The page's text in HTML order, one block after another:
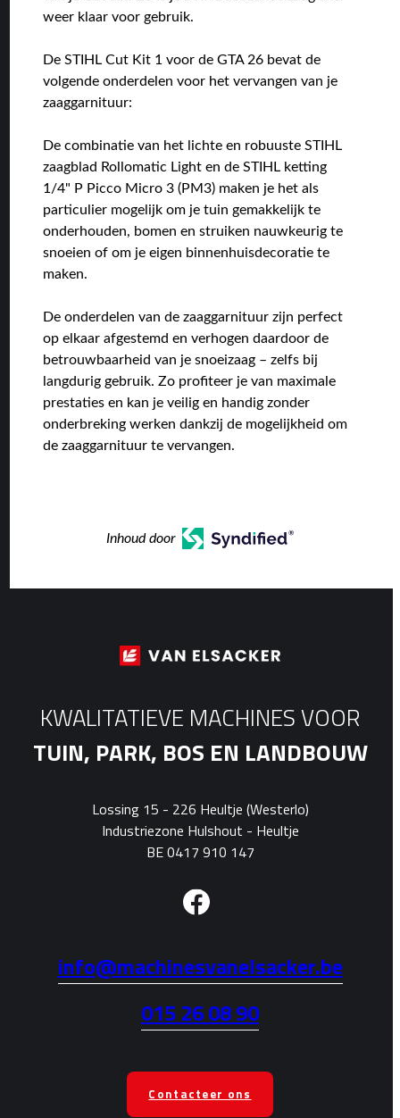
weer klaar voor gebruik.
De STIHL Cut Kit 1 voor de GTA 26 bevat de
volgende onderdelen voor het vervangen van je
zaaggarnituur:
De combinatie van het lichte en robuuste STIHL
zaagblad Rollomatic Light en de STIHL ketting
1/4" P Picco Micro 3 (PM3) maken je het als
particulier mogelijk om je tuin gemakkelijk te
onderhouden, bomen en struiken nauwkeurig te
snoeien of om je eigen binnenhuisdecoratie te
maken.
De onderdelen van de zaaggarnituur zijn perfect
op elkaar afgestemd en verhogen daardoor de
betrouwbaarheid van je snoeizaag – zelfs bij
langdurig gebruik. Zo profiteer je van maximale
prestaties en kan je veilig en handig zonder
onderbreking werken dankzij de mogelijkheid om
de zaaggarnituur te vervangen.
Inhoud door
KWALITATIEVE MACHINES VOOR
TUIN, PARK, BOS EN LANDBOUW
Lossing 15 - 226 Heultje (Westerlo)
Industriezone Hulshout - Heultje
BE 0417 910 147
info@machinesvanelsacker.be
015 26 08 90
Contacteer ons